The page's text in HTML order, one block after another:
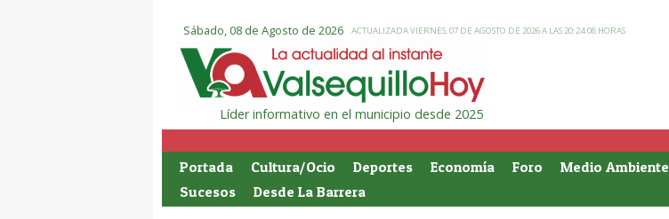
Sábado, 08 de Agosto de 2026 ACTUALIZADA VIERNES, 07 DE AGOSTO DE 2026 A LAS 20:24:08 HORAS
Líder informativo en el municipio desde 2025
Portada Cultura/Ocio Deportes Economía Foro Medio Ambiente
Sucesos
Desde La Barrera